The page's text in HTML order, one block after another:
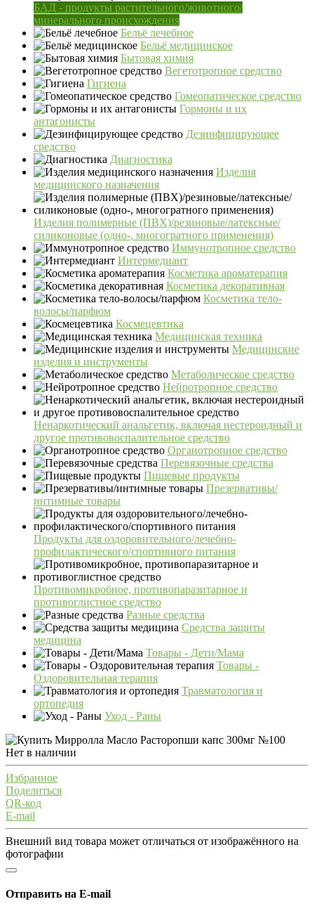
БАД - продукты растительного/животного/
минерального происхождения
Бельё лечебное
Бельё медицинское
Бытовая химия
Вегетотропное средство
Гигиена
Гомеопатическое средство
Гормоны и их
антагонисты
Дезинфицирующее
средство
Диагностика
Изделия
медицинского назначения
Изделия полимерные (ПВХ)/резиновые/латексные/
силиконовые (одно-, многогратного применения)
Иммунотропное средство
Интермедиант
Косметика ароматерапия
Косметика декоративная
Косметика тело-
волосы/парфюм
Космецевтика
Медицинская техника
Медицинские
изделия и инструменты
Метаболическое средство
Нейротропное средство
Ненаркотический анальгетик, включая нестероидный и
другое противовоспалительное средство
Органотропное средство
Перевязочные средства
Пищевые продукты
Презервативы/
интимные товары
Продукты для оздоровительного/лечебно-
профилактического/спортивного питания
Противомикробное, противопаразитарное и
противоглистное средство
Разные средства
Средства защиты
медицина
Товары - Дети/Мама
Товары -
Оздоровительная терапия
Травматология и
ортопедия
Уход - Раны
Нет в наличии
Избранное
Поделиться
QR-код
E-mail
Внешний вид товара может отличаться от изображённого на
фотографии
Отправить на E-mail